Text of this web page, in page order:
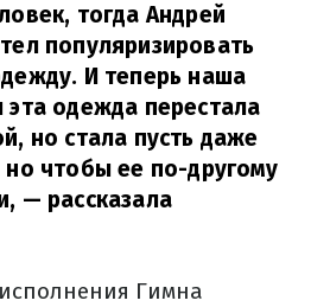
тогда Андрей
популяризировать
И теперь наша
одежда перестала
но стала пусть даже
но чтобы ее по-другому
— рассказала
Гимна